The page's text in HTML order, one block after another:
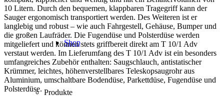
Shop
Produkte
10 Litern. Durch den bequemen, klappbaren Tragegriff kann der
Sauger ergonomisch transportiert werden. Des Weiteren ist er
langlebig und robust – wie auch Fahrgestell, Gehäuse, Bumper und
die großen Laufräder. Die Fugendüse und Polsterdüse werden
mitgeliefert und können stets griffbereit direkt am T 10/1 Adv
verstaut werden. Im Lieferumfang des T 10/1 Adv ist ein besonders
umfangreiches Zubehör enthalten: Saugschlauch, antistatischer
Krümmer, leichtes, höhenverstellbares Teleskopsaugrohr aus
Aluminium, umschaltbare Bodendüse, Parkettdüse, Fugendüse und
Polsterdüse.